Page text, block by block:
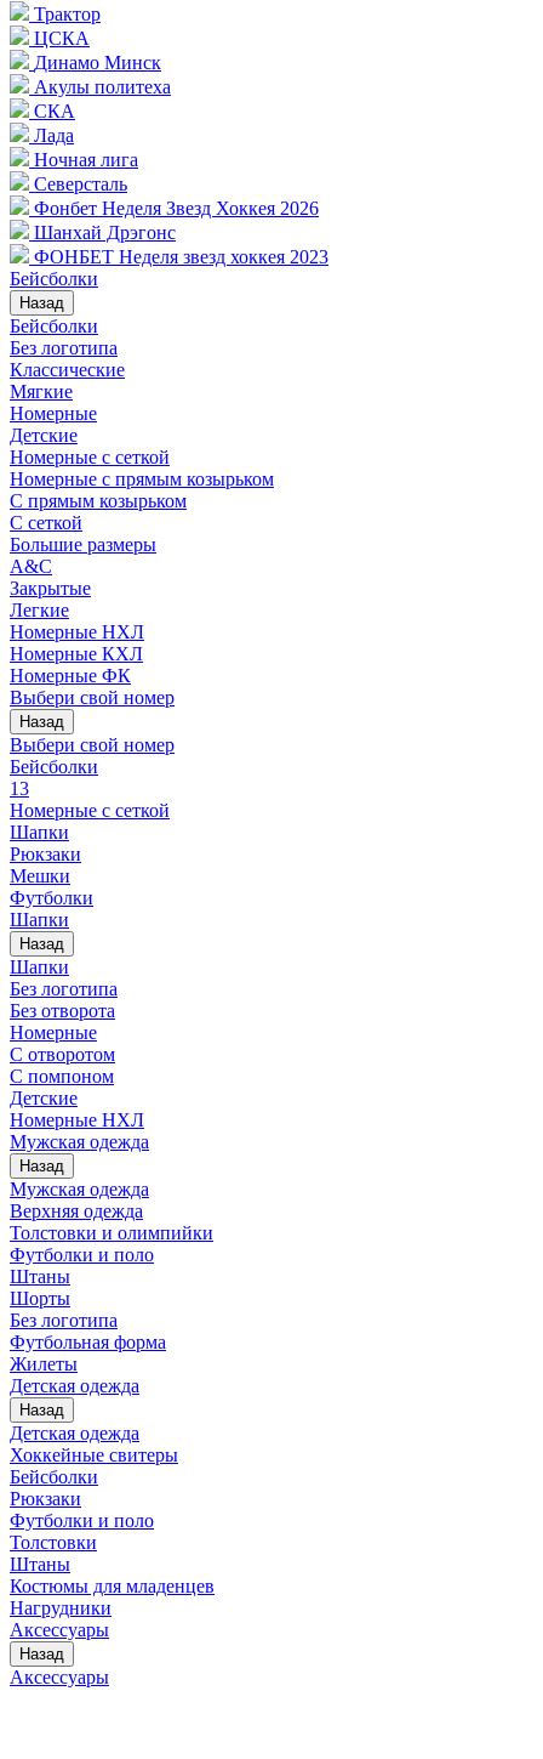
Трактор
ЦСКА
Динамо Минск
Акулы политеха
СКА
Лада
Ночная лига
Северсталь
Фонбет Неделя Звезд Хоккея 2026
Шанхай Дрэгонс
ФОНБЕТ Неделя звезд хоккея 2023
Бейсболки
Назад
Бейсболки
Без логотипа
Классические
Мягкие
Номерные
Детские
Номерные с сеткой
Номерные с прямым козырьком
С прямым козырьком
С сеткой
Большие размеры
A&C
Закрытые
Легкие
Номерные НХЛ
Номерные КХЛ
Номерные ФК
Выбери свой номер
Назад
Выбери свой номер
Бейсболки
13
Номерные с сеткой
Шапки
Рюкзаки
Мешки
Футболки
Шапки
Назад
Шапки
Без логотипа
Без отворота
Номерные
С отворотом
С помпоном
Детские
Номерные НХЛ
Мужская одежда
Назад
Мужская одежда
Верхняя одежда
Толстовки и олимпийки
Футболки и поло
Штаны
Шорты
Без логотипа
Футбольная форма
Жилеты
Детская одежда
Назад
Детская одежда
Хоккейные свитеры
Бейсболки
Рюкзаки
Футболки и поло
Толстовки
Штаны
Костюмы для младенцев
Нагрудники
Аксессуары
Назад
Аксессуары